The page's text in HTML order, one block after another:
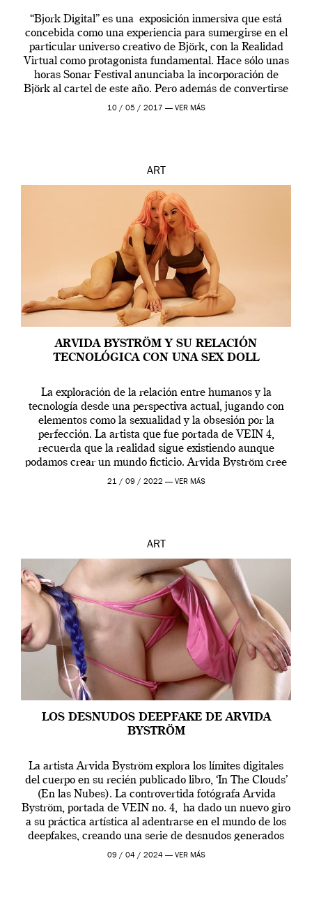
“Bjork Digital” es una exposición inmersiva que está
concebida como una experiencia para sumergirse en el
particular universo creativo de Björk, con la Realidad
Virtual como protagonista fundamental. Hace sólo unas
horas Sonar Festival anunciaba la incorporación de
Björk al cartel de este año. Pero además de convertirse
en una de las actuaciones más relevantes […]
10 / 05 / 2017 — VER MÁS
ART
ARVIDA BYSTRÖM Y SU RELACIÓN
TECNOLÓGICA CON UNA SEX DOLL
La exploración de la relación entre humanos y la
tecnología desde una perspectiva actual, jugando con
elementos como la sexualidad y la obsesión por la
perfección. La artista que fue portada de VEIN 4,
recuerda que la realidad sigue existiendo aunque
podamos crear un mundo ficticio. Arvida Byström cree
que los humanos tienen un complejo […]
21 / 09 / 2022 — VER MÁS
ART
LOS DESNUDOS DEEPFAKE DE ARVIDA
BYSTRÖM
La artista Arvida Byström explora los límites digitales
del cuerpo en su recién publicado libro, ‘In The Clouds’
(En las Nubes). La controvertida fotógrafa Arvida
Byström, portada de VEIN no. 4, ha dado un nuevo giro
a su práctica artística al adentrarse en el mundo de los
deepfakes, creando una serie de desnudos generados
por […]
09 / 04 / 2024 — VER MÁS